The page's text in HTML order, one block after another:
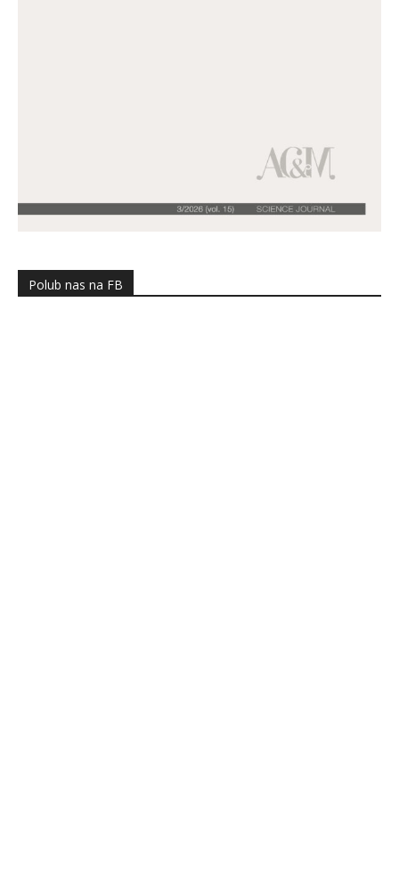
Polub nas na FB